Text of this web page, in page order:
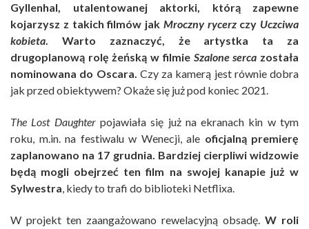
Gyllenhal, utalentowanej aktorki, którą zapewne
kojarzysz z takich filmów jak Mroczny rycerzczy Uczciwa
kobieta. Warto zaznaczyć, że artystka ta za
drugoplanową rolę żeńską w filmie Szalone serca została
nominowana do Oscara. Czy za kamerą jest równie dobra
jak przed obiektywem? Okaże się już pod koniec 2021.
The Lost Daughterpojawiała się już na ekranach kin w tym
roku, m.in. na festiwalu w Wenecji, ale oficjalną premierę
zaplanowano na 17 grudnia. Bardziej cierpliwi widzowie
będą mogli obejrzeć ten film na swojej kanapie już w
Sylwestra, kiedy to trafi do biblioteki Netflixa.
W projekt ten zaangażowano rewelacyjną obsadę. W roli